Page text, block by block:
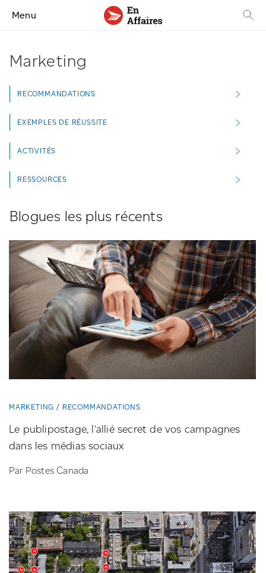
Menu
Marketing
RECOMMANDATIONS
EXEMPLES DE RÉUSSITE
ACTIVITÉS
RESSOURCES
Blogues les plus récents
MARKETING RECOMMANDATIONS
Le publipostage, l’allié secret de vos campagnes
dans les médias sociaux
Par Postes Canada